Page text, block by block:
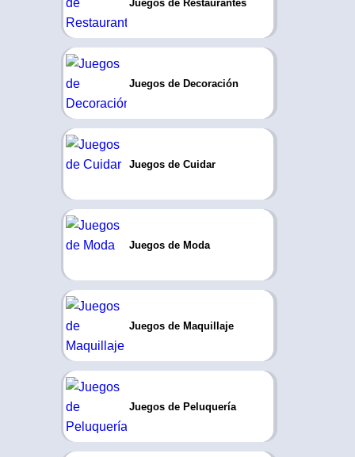
Juegos de Restaurantes
Juegos de Decoración
Juegos de Cuidar
Juegos de Moda
Juegos de Maquillaje
Juegos de Peluquería